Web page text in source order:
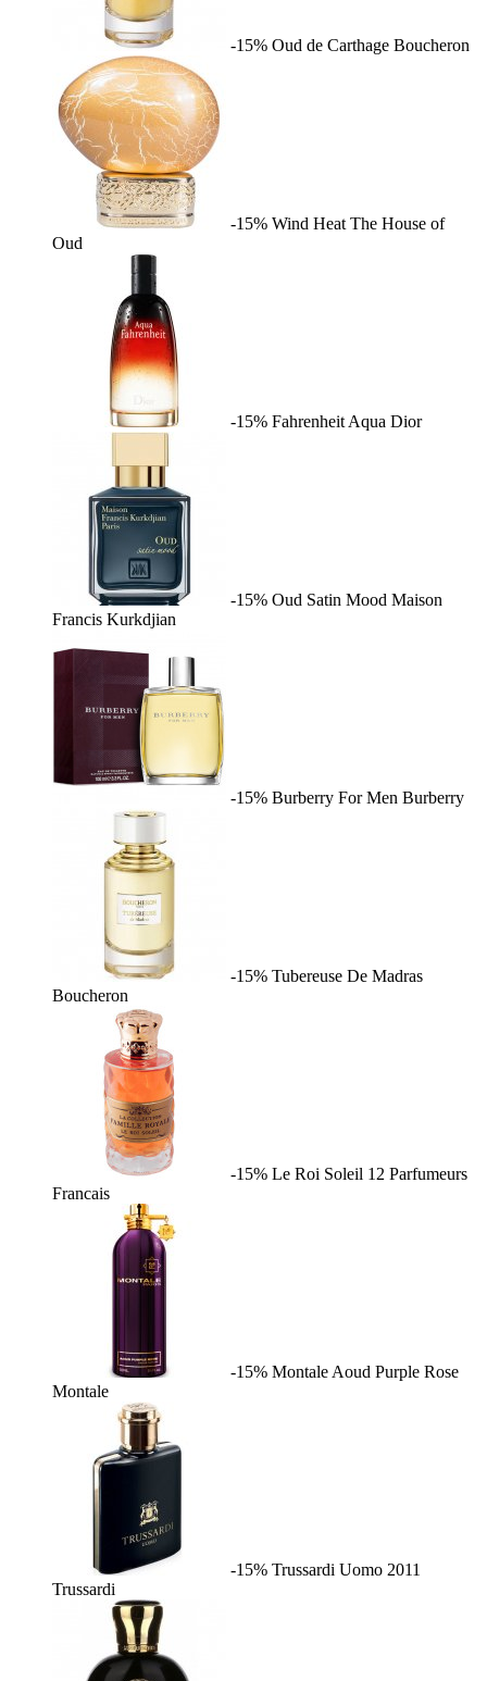
-15% Oud de Carthage Boucheron
-15% Wind Heat The House of
Oud
-15% Fahrenheit Aqua Dior
-15% Oud Satin Mood Maison
Francis Kurkdjian
-15% Burberry For Men Burberry
-15% Tubereuse De Madras
Boucheron
-15% Le Roi Soleil 12 Parfumeurs
Francais
-15% Montale Aoud Purple Rose
Montale
-15% Trussardi Uomo 2011
Trussardi